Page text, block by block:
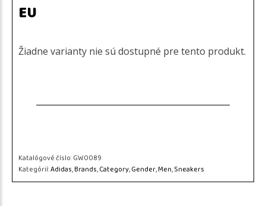
EU
Žiadne varianty nie sú dostupné pre tento produkt.
Katalógové číslo:GW0089
Kategórií:Adidas,Brands,Category,Gender,Men,Sneakers